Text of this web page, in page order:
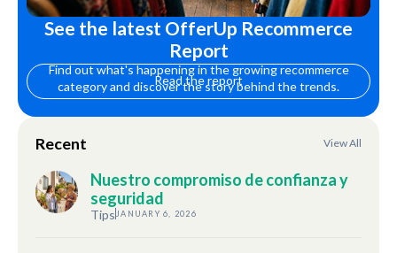
See the latest OfferUp Recommerce
Report
Find out what's happening in the growing recommerce
category and discover the story behind the trends.
Read the report
Recent View All
Nuestro compromiso de confianza y
seguridad
Tips JANUARY 6, 2026